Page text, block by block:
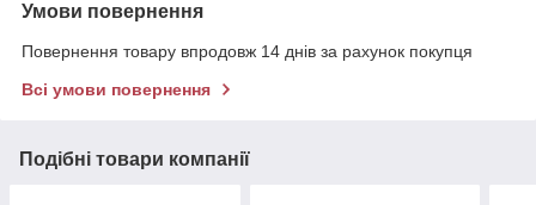
Умови повернення
Повернення товару впродовж 14 днів за рахунок покупця
Всі умови повернення
Подібні товари компанії